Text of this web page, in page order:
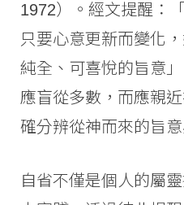
1972）。經文提醒：
只要心意更新而變化
純全、可喜悅的旨意
應盲從多數，而應親
確分辨從神而來的旨
自省不僅是個人的屬